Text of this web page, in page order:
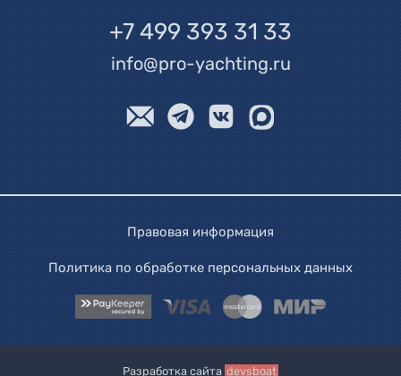
+7 499 393 31 33
info@pro-yachting.ru
Правовая информация
Политика по обработке персональных данных
Разработка сайта devsboat